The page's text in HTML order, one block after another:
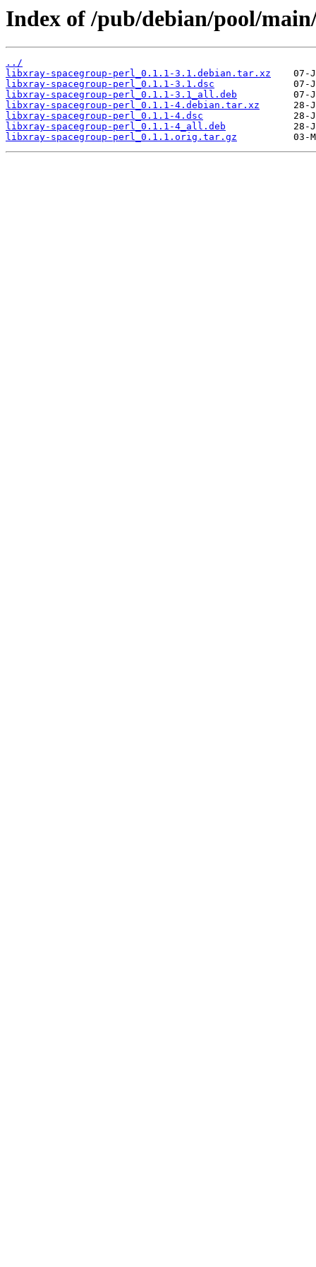
Index of /pub/debian/pool/
../
libxray-spacegroup-perl_0.1.1-3.1.debian.tar.xz
libxray-spacegroup-perl_0.1.1-3.1.dsc
libxray-spacegroup-perl_0.1.1-3.1_all.deb
libxray-spacegroup-perl_0.1.1-4.debian.tar.xz
libxray-spacegroup-perl_0.1.1-4.dsc
libxray-spacegroup-perl_0.1.1-4_all.deb
libxray-spacegroup-perl_0.1.1.orig.tar.gz